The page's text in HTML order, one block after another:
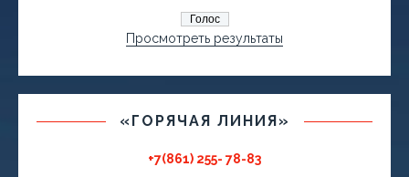
Просмотреть результаты
«ГОРЯЧАЯ ЛИНИЯ»
+7(861) 255- 78-83